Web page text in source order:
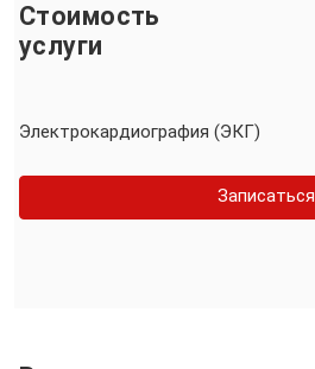
Стоимость
услуги
Электрокардиография (ЭКГ)
Записаться